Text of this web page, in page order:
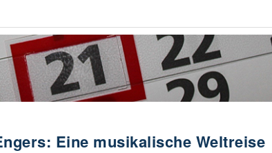
Eine musikalische Weltreise